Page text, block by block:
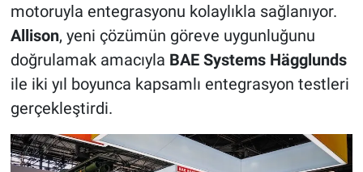
motoruyla entegrasyonu kolaylıkla sağlanıyor.
Allison, yeni çözümün göreve uygunluğunu
doğrulamak amacıyla BAE Systems Hägglunds
ile iki yıl boyunca kapsamlı entegrasyon testleri
gerçekleştirdi.